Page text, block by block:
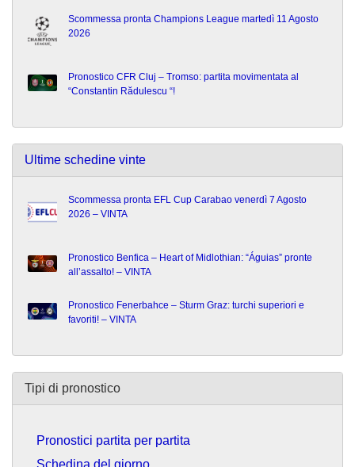
Scommessa pronta Champions League martedì 11 Agosto
2026
Pronostico CFR Cluj – Tromso: partita movimentata al
“Constantin Rădulescu “!
Ultime schedine vinte
Scommessa pronta EFL Cup Carabao venerdì 7 Agosto
2026 – VINTA
Pronostico Benfica – Heart of Midlothian: “Águias” pronte
all’assalto! – VINTA
Pronostico Fenerbahce – Sturm Graz: turchi superiori e
favoriti! – VINTA
Tipi di pronostico
Pronostici partita per partita